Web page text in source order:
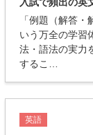
入試で頻出の英
「例題（解答
いう万全の学習
法・語法の実力
するこ…
英語